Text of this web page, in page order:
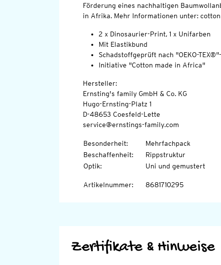
Förderung eines nachhaltigen
in Afrika. Mehr Informationen unter:
2 x Dinosaurier-Print, 1 x Unifarben
Mit Elastikbund
Schadstoffgeprüft nach "OEKO-
Initiative "Cotton made in Africa"
Hersteller:
Ernsting's family GmbH & Co. KG
Hugo-Ernsting-Platz 1
D-48653 Coesfeld-Lette
service@ernstings-family.com
Besonderheit:
Mehrfachpack
Beschaffenheit:
Rippstruktur
Optik: Uni und gemustert
Artikelnummer: 8681710295
Zertifikate & Hinweise